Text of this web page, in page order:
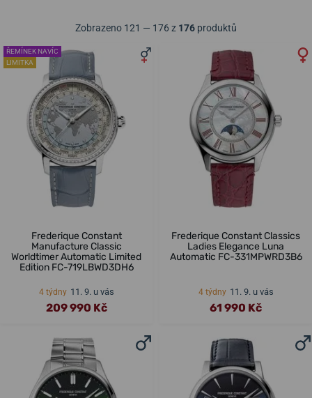
Zobrazeno 121 — 176 z 176 produktů
ŘEMÍNEK NAVÍC
LIMITKA
Frederique Constant
Manufacture Classic
Worldtimer Automatic Limited
Edition FC-719LBWD3DH6
4 týdny 11. 9. u vás
209 990 Kč
Frederique Constant Classics
Ladies Elegance Luna
Automatic FC-331MPWRD3B6
4 týdny 11. 9. u vás
61 990 Kč